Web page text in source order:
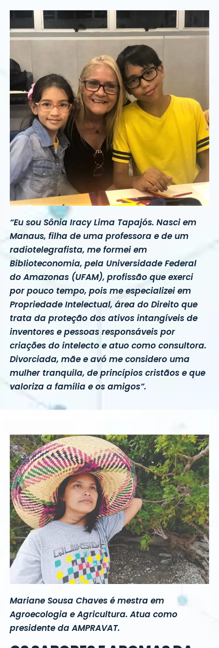
“Eu sou Sônia Iracy Lima Tapajós. Nasci em
Manaus, filha de uma professora e de um
radiotelegrafista, me formei em
Biblioteconomia, pela Universidade Federal
do Amazonas (UFAM), profissão que exerci
por pouco tempo, pois me especializei em
Propriedade Intelectual, área do Direito que
trata da proteção dos ativos intangíveis de
inventores e pessoas responsáveis por
criações do intelecto e atuo como consultora.
Divorciada, mãe e avó me considero uma
mulher tranquila, de princípios cristãos e que
valoriza a família e os amigos”.
Mariane Sousa Chaves é mestra em
Agroecologia e Agricultura. Atua como
presidente da AMPRAVAT.